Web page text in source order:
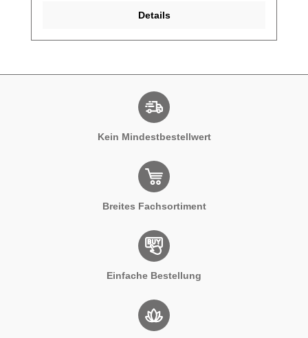
Details
Kein Mindestbestellwert
Breites Fachsortiment
Einfache Bestellung